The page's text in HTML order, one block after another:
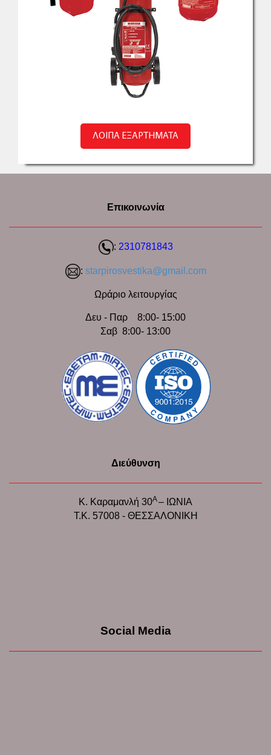
ΛΟΙΠΑ ΕΞΑΡΤΗΜΑΤΑ
Επικοινωνία
: 2310781843
: starpirosvestika@gmail.com
Ωράριο λειτουργίας
Δευ - Παρ 8:00- 15:00
Σαβ 8:00- 13:00
Διεύθυνση
Κ. Καραμανλή 30Α– ΙΩΝΙΑ
Τ.Κ. 57008 - ΘΕΣΣΑΛΟΝΙΚΗ
Social Media